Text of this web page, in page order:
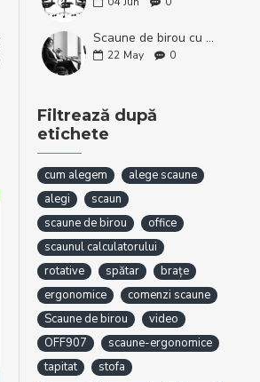
Scaune de birou cu suport pentru picioare retractabil – confort premium
22 May 0
Filtrează după
etichete
cum alegem
alege scaune
alegi
scaun
scaune de birou
office
scaunul calculatorului
rotative
spătar
brațe
ergonomice
comenzi scaune
Scaune de birou
video
OFF907
scaune-ergonomice
tapitat
stofa